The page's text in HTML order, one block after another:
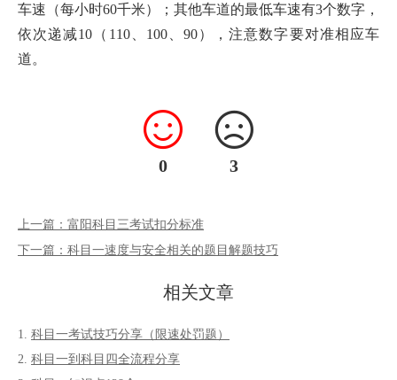
车速（每小时60千米）；其他车道的最低车速有3个数字，
依次递减10（110、100、90），注意数字要对准相应车
道。
0 3
上一篇：富阳科目三考试扣分标准
下一篇：科目一速度与安全相关的题目解题技巧
相关文章
科目一考试技巧分享（限速处罚题）
科目一到科目四全流程分享